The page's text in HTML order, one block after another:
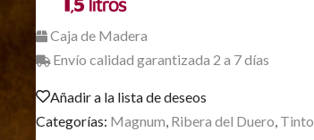
Caja de Madera
Envío calidad garantizada 2 a 7 días
Añadir a la lista de deseos
Categorías: Magnum Ribera del Duero Tinto